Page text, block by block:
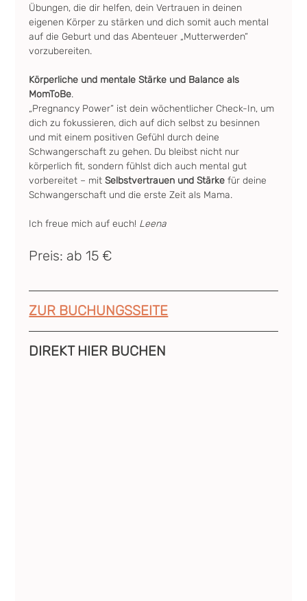
Übungen, die dir helfen, dein Vertrauen in deinen
eigenen Körper zu stärken und dich somit auch mental
auf die Geburt und das Abenteuer „Mutterwerden“
vorzubereiten.
Körperliche und mentale Stärke und Balance als
MomToBe.
„Pregnancy Power“ ist dein wöchentlicher Check-In, um
dich zu fokussieren, dich auf dich selbst zu besinnen
und mit einem positiven Gefühl durch deine
Schwangerschaft zu gehen. Du bleibst nicht nur
körperlich fit, sondern fühlst dich auch mental gut
vorbereitet – mit Selbstvertrauen und Stärke für deine
Schwangerschaft und die erste Zeit als Mama.
Ich freue mich auf euch! Leena
Preis: ab 15 €
ZUR BUCHUNGSSEITE
DIREKT HIER BUCHEN